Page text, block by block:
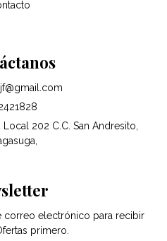
202 C.C. San Andresito,
correo electrónico para recibir
primero.